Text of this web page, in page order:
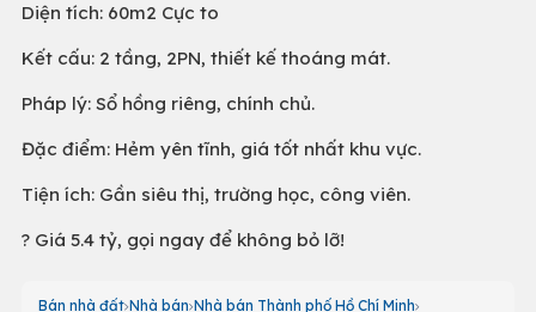
Diện tích: 60m2 Cực to
Kết cấu: 2 tầng, 2PN, thiết kế thoáng mát.
Pháp lý: Sổ hồng riêng, chính chủ.
Đặc điểm: Hẻm yên tĩnh, giá tốt nhất khu vực.
Tiện ích: Gần siêu thị, trường học, công viên.
? Giá 5.4 tỷ, gọi ngay để không bỏ lỡ!
Bán nhà đất Nhà bán Nhà bán Thành phố Hồ Chí Minh